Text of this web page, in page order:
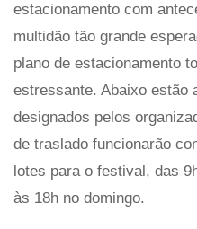
estacionamento com
multidão tão grande
plano de estacionamento
estressante. Abaixo estão
designados pelos
de traslado funcionarão
lotes para o festival, das
às 18h no domingo.